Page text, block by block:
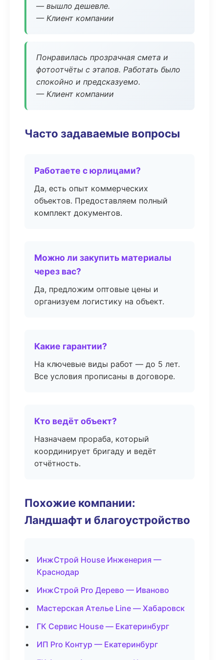
— вышло дешевле.
— Клиент компании
Понравилась прозрачная смета и
фотоотчёты с этапов. Работать было
спокойно и предсказуемо.
— Клиент компании
Часто задаваемые вопросы
Работаете с юрлицами?
Да, есть опыт коммерческих
объектов. Предоставляем полный
комплект документов.
Можно ли закупить материалы
через вас?
Да, предложим оптовые цены и
организуем логистику на объект.
Какие гарантии?
На ключевые виды работ — до 5 лет.
Все условия прописаны в договоре.
Кто ведёт объект?
Назначаем прораба, который
координирует бригаду и ведёт
отчётность.
Похожие компании:
Ландшафт и благоустройство
ИнжСтрой House Инженерия —
Краснодар
ИнжСтрой Pro Дерево — Иваново
Мастерская Ателье Line — Хабаровск
ГК Сервис House — Екатеринбург
ИП Pro Контур — Екатеринбург